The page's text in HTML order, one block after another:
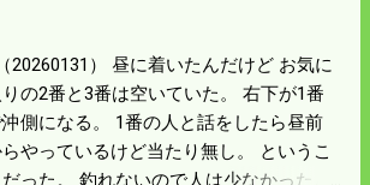
、187号線𠮷賀町のかきのきと六日市まで
4駅は全部寄ってみた。 道筋の道の駅は
部立ち寄り制覇できたと思う。 トイレは
も最新で合格だった。 六日市ICから岩
20260131） 昼に着いたんだけど お気に
りの2番と3番は空いていた。 右下が1番
側になる。 1番の人と話をしたら昼前
やっているけど当たり無し。 というこ
だった。 釣れないので人は少なかったん